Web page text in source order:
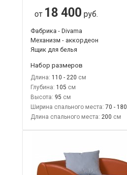
от 18 400 руб.
Фабрика - Divama
Механизм - аккордеон
Ящик для белья
Набор размеров
Длина: 110 - 220
Глубина: 105
Высота: 95
Ширина спального места: 70 - 180
Длина спального места: 200